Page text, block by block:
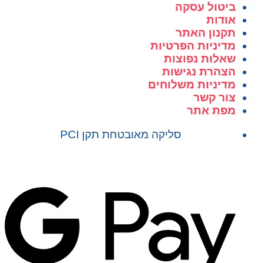
ביטול עסקה
אודות
תקנון האתר
מדיניות הפרטיות
שאלות נפוצות
הצהרת נגישות
מדיניות משלוחים
צור קשר
מפת אתר
סליקה מאובטחת תקן PCI